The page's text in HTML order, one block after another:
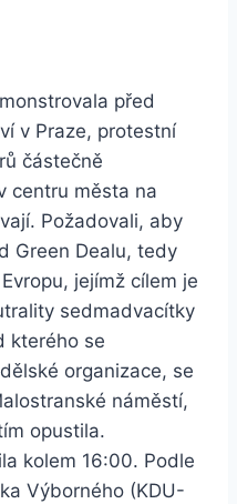
před
v Praze, protestní
částečně
centru města na
Požadovali, aby
Green Dealu, tedy
jejímž cílem je
sedmadvacítky
kterého se
organizace, se
náměstí,
opustila.
kolem 16:00. Podle
Výborného (KDU-